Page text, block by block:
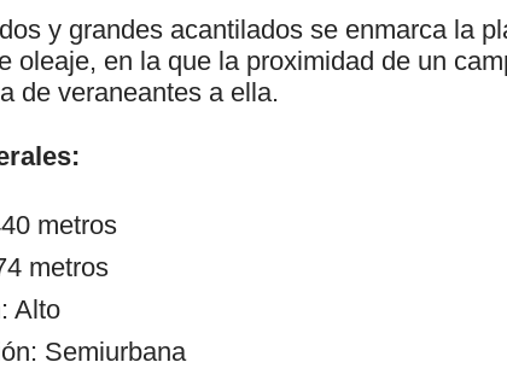
y grandes acantilados se enmarca la
oleaje, en la que la proximidad de un
de veraneantes a ella.
metros
metros
Alto
Semiurbana